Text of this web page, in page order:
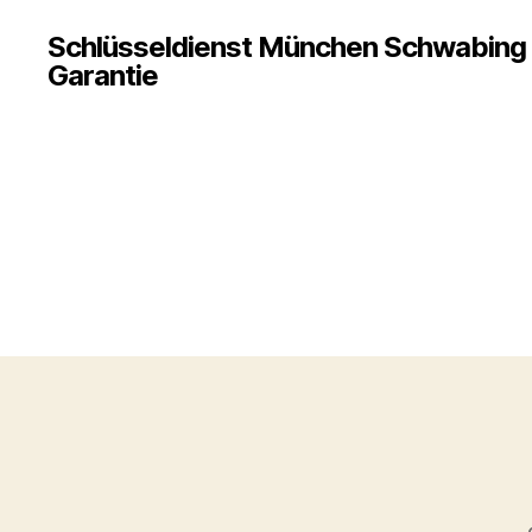
Schlüsseldienst München
Garantie